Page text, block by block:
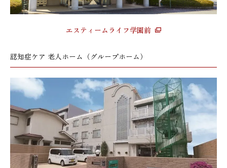
エスティームライフ学園前
認知症ケア 老人ホーム（グループホーム）